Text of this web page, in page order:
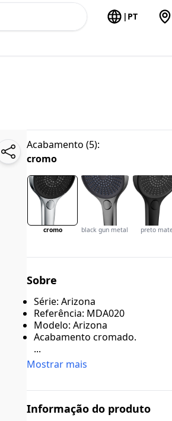
| PT
Acabamento (5):
cromo
cromo black gun metal preto
Sobre
Série: Arizona
Referência: MDA020
Modelo: Arizona
Acabamento cromado.
...
Mostrar mais
Informação do produto